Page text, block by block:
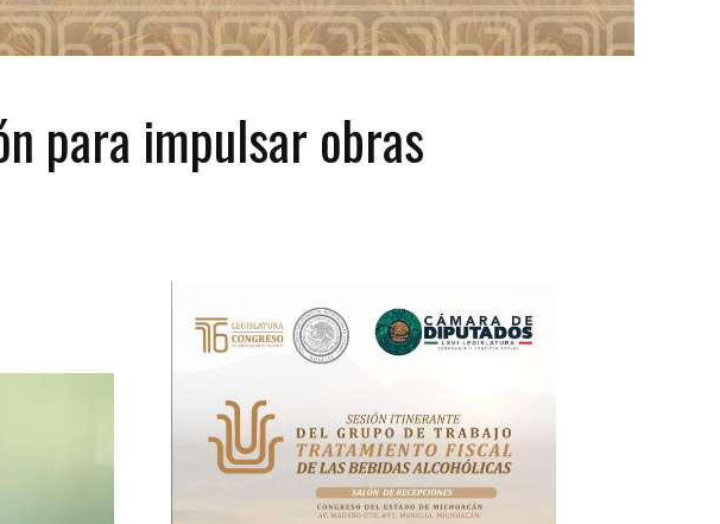
para impulsar obras